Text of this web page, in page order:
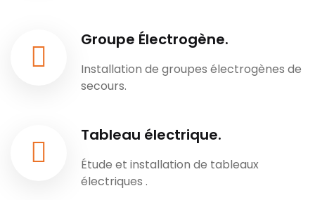
Groupe Électrogène.
Installation de groupes électrogènes de
secours.
Tableau électrique.
Étude et installation de tableaux
électriques .